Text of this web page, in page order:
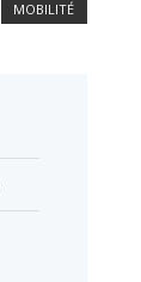
MOBILITÉ